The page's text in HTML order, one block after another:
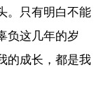
。只有明白不能
负这几年的岁
的成长，都是我